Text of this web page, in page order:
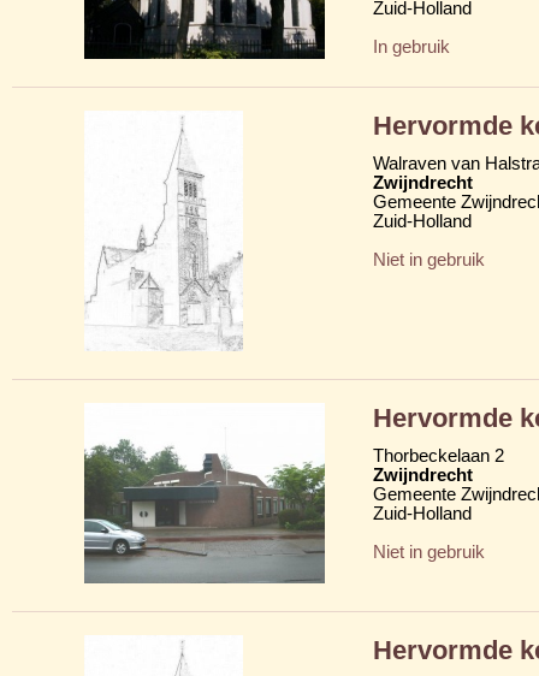
Zuid-Holland
In gebruik
Hervormde
Walraven van
Zwijndrecht
Gemeente
Zuid-Holland
Niet in gebruik
Hervormde
Thorbeckelaan 2
Zwijndrecht
Gemeente
Zuid-Holland
Niet in gebruik
Hervormde